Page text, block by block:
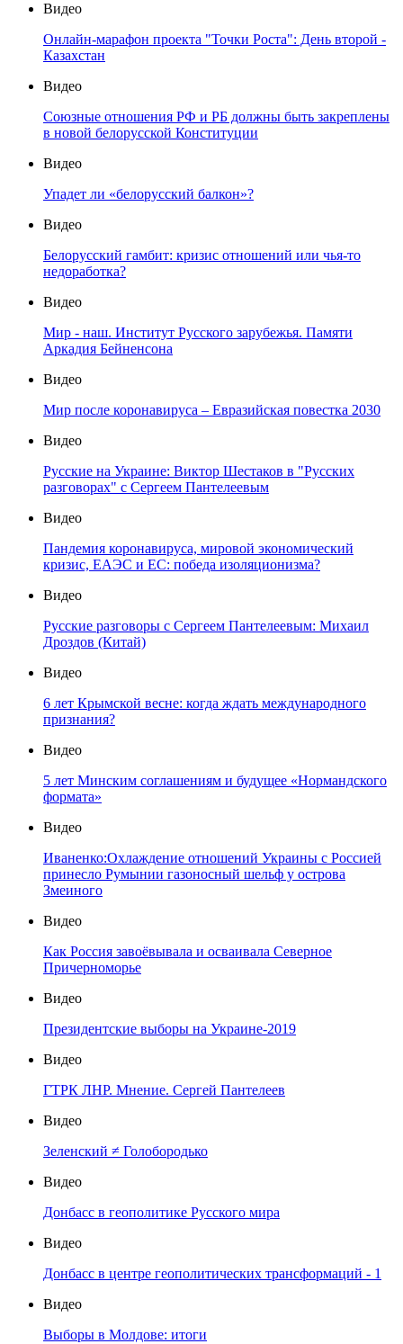
Видео
Онлайн-марафон проекта "Точки Роста": День второй -
Казахстан
Видео
Союзные отношения РФ и РБ должны быть закреплены
в новой белорусской Конституции
Видео
Упадет ли «белорусский балкон»?
Видео
Белорусский гамбит: кризис отношений или чья-то
недоработка?
Видео
Мир - наш. Институт Русского зарубежья. Памяти
Аркадия Бейненсона
Видео
Мир после коронавируса – Евразийская повестка 2030
Видео
Русские на Украине: Виктор Шестаков в "Русских
разговорах" с Сергеем Пантелеевым
Видео
Пандемия коронавируса, мировой экономический
кризис, ЕАЭС и ЕС: победа изоляционизма?
Видео
Русские разговоры с Сергеем Пантелеевым: Михаил
Дроздов (Китай)
Видео
6 лет Крымской весне: когда ждать международного
признания?
Видео
5 лет Минским соглашениям и будущее «Нормандского
формата»
Видео
Иваненко:Охлаждение отношений Украины с Россией
принесло Румынии газоносный шельф у острова
Змеиного
Видео
Как Россия завоёвывала и осваивала Северное
Причерноморье
Видео
Президентские выборы на Украине-2019
Видео
ГТРК ЛНР. Мнение. Сергей Пантелеев
Видео
Зеленский ≠ Голобородько
Видео
Донбасс в геополитике Русского мира
Видео
Донбасс в центре геополитических трансформаций - 1
Видео
Выборы в Молдове: итоги